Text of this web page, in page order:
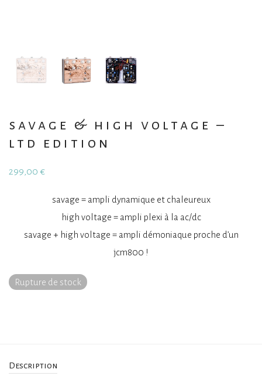
savage & high voltage –
ltd edition
299,00 €
savage = ampli dynamique et chaleureux
high voltage = ampli plexi à la ac/dc
savage + high voltage = ampli démoniaque proche d’un
jcm800 !
Rupture de stock
Description